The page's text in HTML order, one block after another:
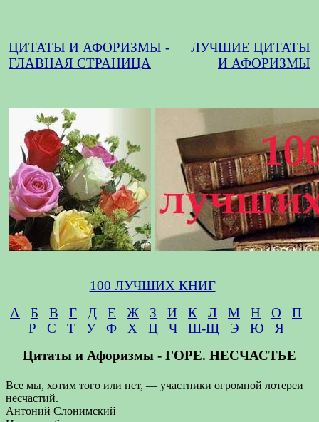
ЦИТАТЫ И АФОРИЗМЫ -
ГЛАВНАЯ СТРАНИЦА
ЛУЧШИЕ ЦИТАТЫ
И АФОРИЗМЫ
100 ЛУЧШИХ КНИГ
А
Б В Г Д Е Ж З И К Л М Н О
П
Р
С Т У Ф Х Ц Ч Ш-Щ Э Ю
Я
Цитаты и Афоризмы - ГОРЕ. НЕСЧАСТЬЕ
Все мы, хотим того или нет, — участники огромной лотереи
несчастий.
Антоний Слонимский